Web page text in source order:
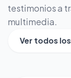
testimonios a
multimedia.
Ver todos